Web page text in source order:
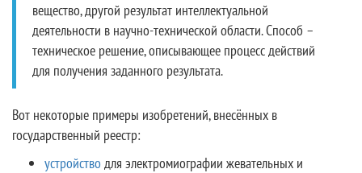
вещество, другой результат интеллектуальной
деятельности в научно-технической области. Способ –
техническое решение, описывающее процесс действий
для получения заданного результата.
Вот некоторые примеры изобретений, внесённых в
государственный реестр:
устройство для электромиографии жевательных и